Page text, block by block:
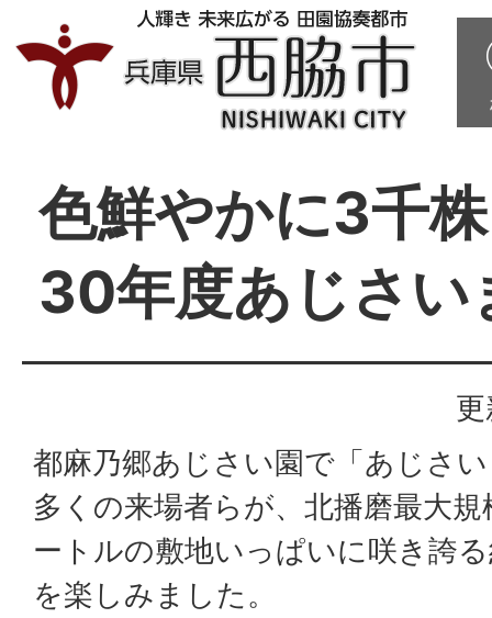
色鮮やかに3千
30年度あじさい
都麻乃郷あじさい園で「あじさ
多くの来場者らが、北播磨最大
ートルの敷地いっぱいに咲き誇
を楽しみました。